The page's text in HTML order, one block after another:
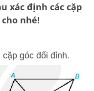
xác định các cặp
nhé!
góc đối đỉnh.